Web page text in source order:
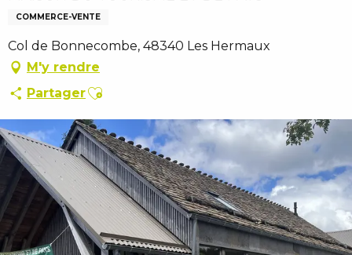
COMMERCE-VENTE
Col de Bonnecombe, 48340 Les Hermaux
M'y rendre
PartagerAjouter aux favoris